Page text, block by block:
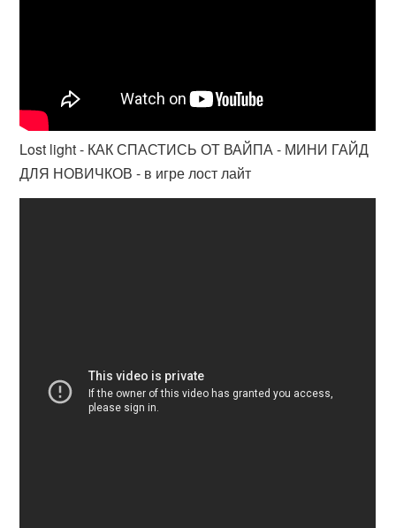
Lost light - КАК СПАСТИСЬ ОТ ВАЙПА - МИНИ ГАЙД
ДЛЯ НОВИЧКОВ - в игре лост лайт